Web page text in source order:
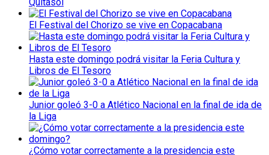
Quitasol
El Festival del Chorizo se vive en Copacabana
Hasta este domingo podrá visitar la Feria Cultura y
Libros de El Tesoro
Junior goleó 3-0 a Atlético Nacional en la final de ida de
la Liga
¿Cómo votar correctamente a la presidencia este